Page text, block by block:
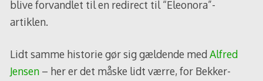
blive forvandlet til en redirect til “Eleonora”-
artiklen.
Lidt samme historie gør sig gældende medAlfred
Jensen– her er det måske lidt værre, for Bekker-